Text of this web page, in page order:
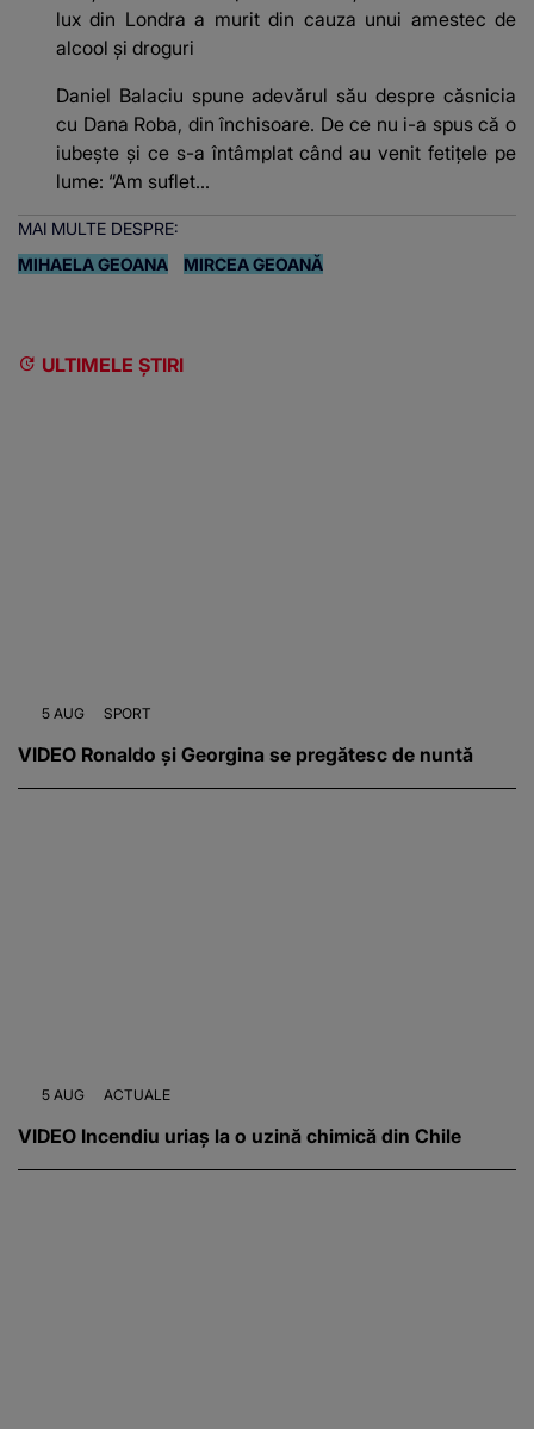
lux din Londra a murit din cauza unui amestec de
alcool și droguri
Daniel Balaciu spune adevărul său despre căsnicia
cu Dana Roba, din închisoare. De ce nu i-a spus că o
iubește și ce s-a întâmplat când au venit fetițele pe
lume: “Am suflet...
MAI MULTE DESPRE:
MIHAELA GEOANA
MIRCEA GEOANĂ
ULTIMELE ȘTIRI
5 AUG SPORT
VIDEO Ronaldo și Georgina se pregătesc de nuntă
5 AUG ACTUALE
VIDEO Incendiu uriaș la o uzină chimică din Chile